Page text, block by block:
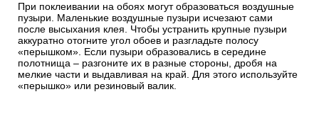
При поклеивании на обоях могут образоваться воздушные
пузыри. Маленькие воздушные пузыри исчезают сами
после высыхания клея. Чтобы устранить крупные пузыри
аккуратно отогните угол обоев и разгладьте полосу
«перышком». Если пузыри образовались в середине
полотнища – разгоните их в разные стороны, дробя на
мелкие части и выдавливая на край. Для этого используйте
«перышко» или резиновый валик.